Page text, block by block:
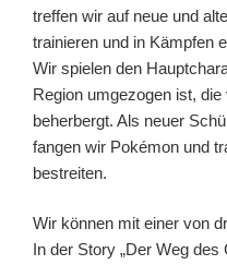
treffen wir auf neue und
trainieren und in Kämpfen
Wir spielen den
Region umgezogen ist,
beherbergt. Als neuer
fangen wir Pokémon und
bestreiten.
Wir können mit einer von
In der Story „Der Weg des